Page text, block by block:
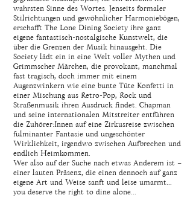
wahrsten Sinne des Wortes. Jenseits formaler
Stilrichtungen und gewöhnlicher Harmoniebögen,
erschafft The Lone Dining Society ihre ganz
eigene fantastisch-nostalgische Kunstwelt, die
über die Grenzen der Musik hinausgeht. Die
Society lädt ein in eine Welt voller Mythen und
Grimmscher Märchen, die provokant, manchmal
fast tragisch, doch immer mit einem
Augenzwinkern wie eine bunte Tüte Konfetti in
einer Mischung aus Retro-Pop, Rock und
Straßenmusik ihren Ausdruck findet. Chapman
und seine internationalen Mitstreiter entführen
die Zuhörer:Innen auf eine Zirkusreise zwischen
fulminanter Fantasie und ungeschönter
Wirklichkeit, irgendwo zwischen Aufbrechen und
endlich Heimkommen.
Wer also auf der Suche nach etwas Anderem ist –
einer lauten Präsenz, die einen dennoch auf ganz
eigene Art und Weise sanft und leise umarmt...
you deserve the right to dine alone...